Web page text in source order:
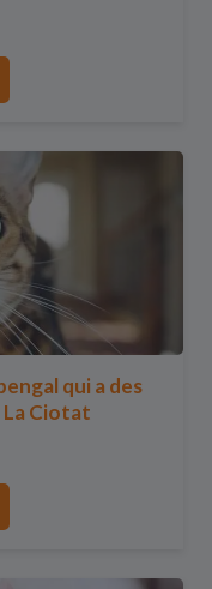
qui a des
Ciotat